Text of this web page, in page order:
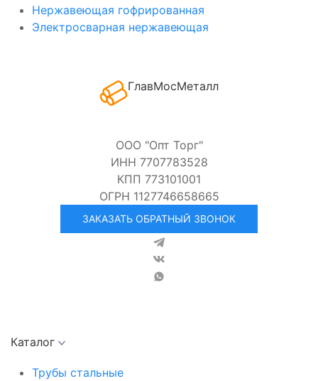
Нержавеющая гофрированная
Электросварная нержавеющая
ГлавМосМеталл
ООО "Опт Торг"
ИНН 7707783528
КПП 773101001
ОГРН 1127746658665
ЗАКАЗАТЬ ОБРАТНЫЙ ЗВОНОК
Каталог
Трубы стальные